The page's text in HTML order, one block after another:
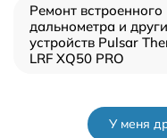
Ремонт встроенного
дальнометра и
устройств Pulsar
LRF XQ50 PRO
У меня